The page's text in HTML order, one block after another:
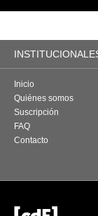
Inicio
Quiénes somos
Suscripción
FAQ
Contacto